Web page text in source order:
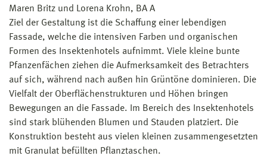
Maren Britz und Lorena Krohn, BA A
Ziel der Gestaltung ist die Schaffung einer lebendigen
Fassade, welche die intensiven Farben und organischen
Formen des Insektenhotels aufnimmt. Viele kleine bunte
Pfanzenfächen ziehen die Aufmerksamkeit des Betrachters
auf sich, während nach außen hin Grüntöne dominieren. Die
Vielfalt der Oberflächenstrukturen und Höhen bringen
Bewegungen an die Fassade. Im Bereich des Insektenhotels
sind stark blühenden Blumen und Stauden platziert. Die
Konstruktion besteht aus vielen kleinen zusammengesetzten
mit Granulat befüllten Pflanztaschen.